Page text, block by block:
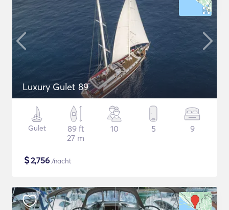
Luxury Gulet 89
Gulet
89 ft
27 m
10 5 9
$2,756 /nacht